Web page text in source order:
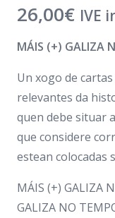
26,00€ IVE
MÁIS (+) GALIZA
Un xogo de
relevantes da
quen debe situar
que considere
estean colocadas
MÁIS (+) GALIZA
GALIZA NO